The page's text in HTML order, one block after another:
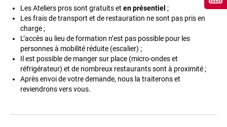
Les Ateliers pros sont gratuits et en présentiel ;
Les frais de transport et de restauration ne sont pas pris en
charge ;
L’accès au lieu de formation n’est pas possible pour les
personnes à mobilité réduite (escalier) ;
Il est possible de manger sur place (micro-ondes et
réfrigérateur) et de nombreux restaurants sont à proximité ;
Après envoi de votre demande, nous la traiterons et
reviendrons vers vous.